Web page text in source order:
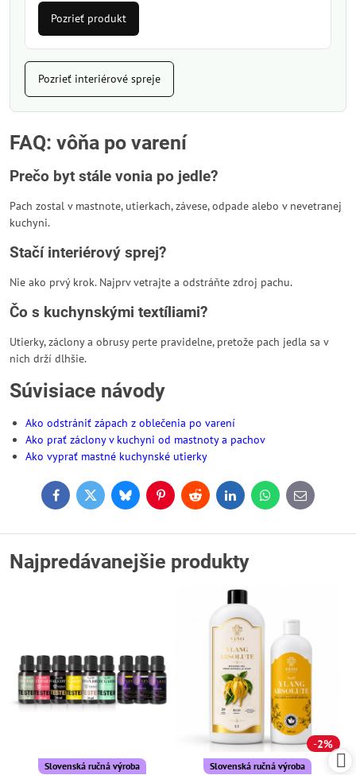
Pozrieť produkt
Pozrieť interiérové spreje
FAQ: vôňa po varení
Prečo byt stále vonia po jedle?
Pach zostal v mastnote, utierkach, závese, odpade alebo v nevetranej
kuchyni.
Stačí interiérový sprej?
Nie ako prvý krok. Najprv vetrajte a odstráňte zdroj pachu.
Čo s kuchynskými textíliami?
Utierky, záclony a obrusy perte pravidelne, pretože pach jedla sa v
nich drží dlhšie.
Súvisiace návody
Ako odstrániť zápach z oblečenia po varení
Ako prať záclony v kuchyni od mastnoty a pachov
Ako vyprať mastné kuchynské utierky
FacebookTwitterBlueskyPinterestReddit LinkedInWhatsApp
E-
mail
Najpredávanejšie produkty
Slovenská ručná výroba
2%
Slovenská ručná výroba